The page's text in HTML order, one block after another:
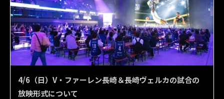
4/6（日）V・ファーレン長崎＆長崎ヴェルカの試合の
放映形式について